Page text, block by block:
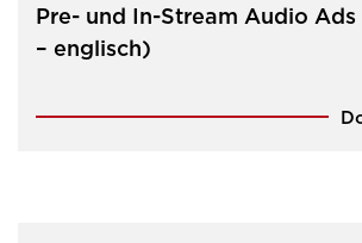
Pre- und In-Stream Audio Ads
– englisch)